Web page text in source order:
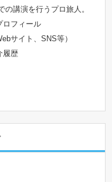
の講演を行うプロ旅人。
ロフィール
サイト、SNS等）
履歴